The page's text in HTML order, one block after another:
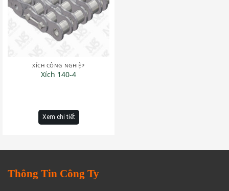
XÍCH CÔNG NGHIỆP
Xích 140-4
Xem chi tiết
Thông Tin Công Ty